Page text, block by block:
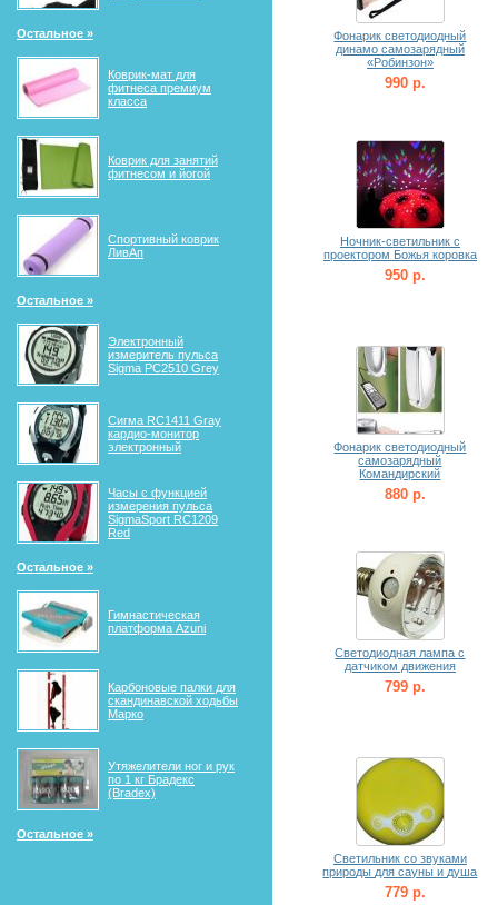
Остальное »
Коврик-мат для
фитнеса премиум
класса
Коврик для занятий
фитнесом и йогой
Спортивный коврик
ЛивАп
Остальное »
Электронный
измеритель пульса
Sigma PC2510 Grey
Сигма RС1411 Gray
кардио-монитор
электронный
Часы с функцией
измерения пульса
SigmaSport RC1209
Red
Остальное »
Гимнастическая
платформа Azuni
Карбоновые палки для
скандинавской ходьбы
Марко
Утяжелители ног и рук
по 1 кг Брадекс
(Bradex)
Остальное »
Фонарик светодиодный
динамо самозарядный
«Робинзон»
990 р.
Ночник-светильник с
проектором Божья коровка
950 р.
Фонарик светодиодный
самозарядный
Командирский
880 р.
Светодиодная лампа с
датчиком движения
799 р.
Светильник со звуками
природы для сауны и душа
779 р.